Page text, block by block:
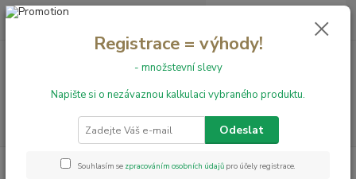
+420 731 199 591 0,00 Kč
Vinylové podlahy
Vinylová podlaha ShowHome 2669 Serenade
Registrace = výhody!
- množstevní slevy
Napište si o nezávaznou kalkulaci vybraného produktu.
Odeslat
Souhlasím se zpracováním osobních údajů pro účely registrace.